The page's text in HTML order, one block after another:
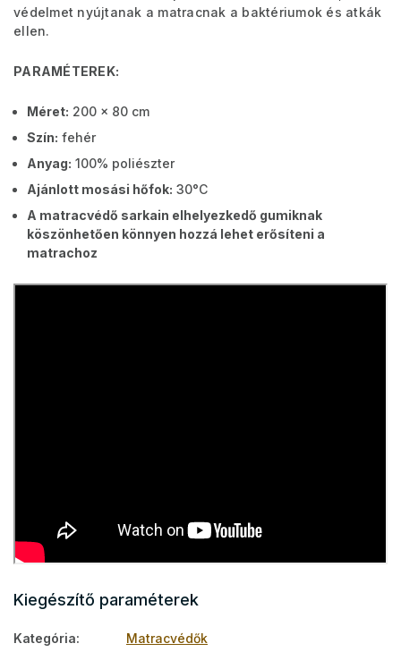
védelmet nyújtanak a matracnak a baktériumok és atkák
ellen.
PARAMÉTEREK:
Méret: 200 x 80 cm
Szín: fehér
Anyag: 100% poliészter
Ajánlott mosási hőfok: 30°C
A matracvédő sarkain elhelyezkedő gumiknak
köszönhetően könnyen hozzá lehet erősíteni a
matrachoz
Kiegészítő paraméterek
Kategória:
Matracvédők